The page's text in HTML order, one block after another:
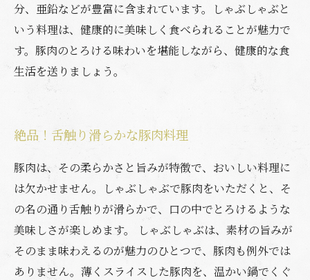
分、亜鉛などが豊富に含まれています。しゃぶしゃぶと
いう料理は、健康的に美味しく食べられることが魅力で
す。豚肉のとろける味わいを堪能しながら、健康的な食
生活を送りましょう。
絶品！舌触り滑らかな豚肉料理
豚肉は、その柔らかさと旨みが特徴で、おいしい料理に
は欠かせません。しゃぶしゃぶで豚肉をいただくと、そ
の名の通り舌触りが滑らかで、口の中でとろけるような
美味しさが楽しめます。 しゃぶしゃぶは、素材の旨みが
そのまま味わえるのが魅力のひとつで、豚肉も例外では
ありません。薄くスライスした豚肉を、温かい鍋でくぐ